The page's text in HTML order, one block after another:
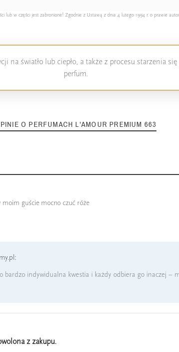
lub w części jest zabronione! Zgodnie z Ustawą z dnia 4 lutego 1994 r. o prawie
światło lub ciepło, a także z procesu starzenia
perfum.
O PERFUMACH L'AMOUR PREMIUM 663
moim guście mocno czuć róże
bardzo indywidualna kwestia i każdy odbiera go inaczej –
z zakupu.